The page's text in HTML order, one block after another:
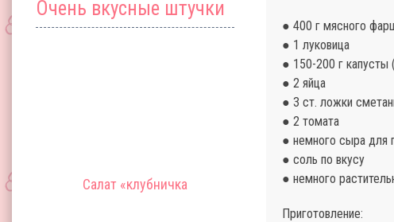
Очень вкусные штучки
Салат «клубничка
● 400 г мясного
● 1 луковица
● 150-200 г капусты
● 2 яйца
● 3 ст. ложки
● 2 томата
● немного сыра для
● соль по вкусу
● немного
Приготовление: